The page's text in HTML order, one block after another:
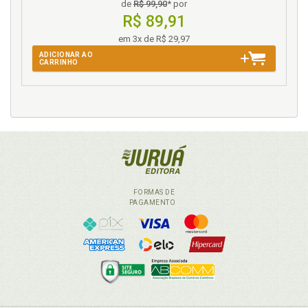
Prova. Tipicidade dos meios de prova e dos meios de
obtenção de prova, p. 135
Racismo. Crime de racismo, p. 149
Revista em estádio de futebol, p. 98
Revista em fórum, p. 121
Sigla. Lista de abreviaturas e siglas, p. 15
Sistema policial brasileiro, p. 58
de R$ 99,90* por
R$ 89,91
em 3x de R$ 29,97
ADICIONAR AO
CARRINHO
FORMAS DE
PAGAMENTO